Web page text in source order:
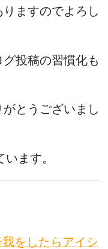
ますのでよろし
投稿の習慣化も
とうございまし
ます。
我をしたらアイシ